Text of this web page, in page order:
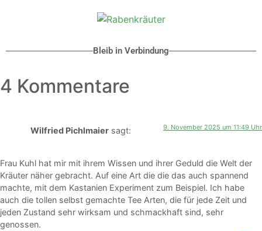
Bleib in Verbindung
4 Kommentare
Wilfried Pichlmaier sagt: 9. November 2025 um 11:49 Uhr
Frau Kuhl hat mir mit ihrem Wissen und ihrer Geduld die Welt der
Kräuter näher gebracht. Auf eine Art die die das auch spannend
machte, mit dem Kastanien Experiment zum Beispiel. Ich habe
auch die tollen selbst gemachte Tee Arten, die für jede Zeit und
jeden Zustand sehr wirksam und schmackhaft sind, sehr
genossen.